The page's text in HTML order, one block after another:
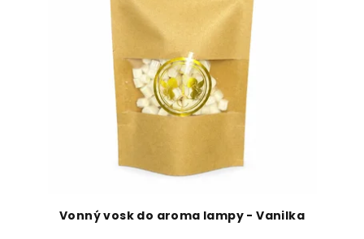
Vonný vosk do aroma lampy - Vanilka